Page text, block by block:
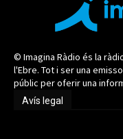
© Imagina Ràdio és la
l'Ebre. Tot i ser una
públic per oferir una
Avís legal